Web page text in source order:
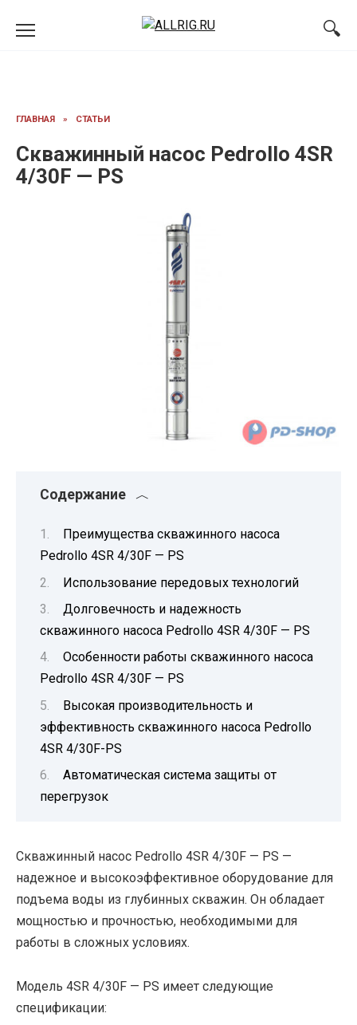
ГЛАВНАЯ » СТАТЬИ
Скважинный насос Pedrollo 4SR
4/30F — PS
Содержание
Преимущества скважинного насоса
Pedrollo 4SR 4/30F — PS
Использование передовых технологий
Долговечность и надежность
скважинного насоса Pedrollo 4SR 4/30F — PS
Особенности работы скважинного насоса
Pedrollo 4SR 4/30F — PS
Высокая производительность и
эффективность скважинного насоса Pedrollo
4SR 4/30F-PS
Автоматическая система защиты от
перегрузок
Скважинный насос Pedrollo 4SR 4/30F — PS —
надежное и высокоэффективное оборудование для
подъема воды из глубинных скважин. Он обладает
мощностью и прочностью, необходимыми для
работы в сложных условиях.
Модель 4SR 4/30F — PS имеет следующие
спецификации: